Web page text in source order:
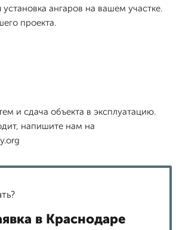
ангаров на вашем участке.
проекта.
и сдача объекта в эксплуатацию.
напишите нам на
в Краснодаре